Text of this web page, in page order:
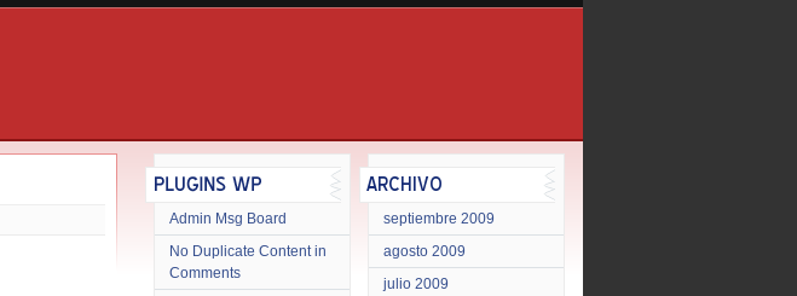
Admin Msg Board
No Duplicate Content in
Comments
septiembre 2009
agosto 2009
julio 2009